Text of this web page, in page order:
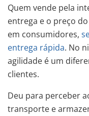
Quem vende pela
entrega e o preço
em consumidores,
entrega rápida. No
agilidade é um
clientes.
Deu para perceber
transporte e